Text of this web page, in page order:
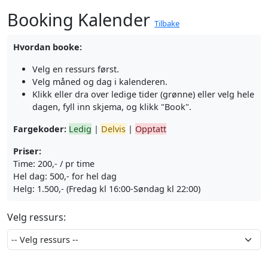
Booking Kalender Tilbake
Hvordan booke:
Velg en ressurs først.
Velg måned og dag i kalenderen.
Klikk eller dra over ledige tider (grønne) eller velg hele
dagen, fyll inn skjema, og klikk "Book".
Fargekoder: Ledig | Delvis | Opptatt
Priser:
Time: 200,- / pr time
Hel dag: 500,- for hel dag
Helg: 1.500,- (Fredag kl 16:00-Søndag kl 22:00)
Velg ressurs: